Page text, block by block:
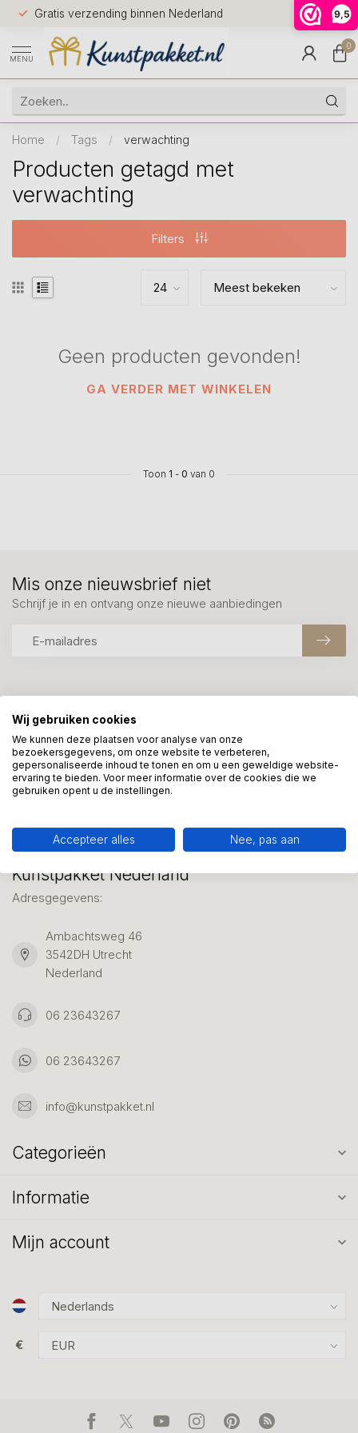
9,5
Gratis verzending binnen Nederland
Voor
huis
9.5
MENU
0
Home / Tags / verwachting
Producten getagd met
verwachting
Filters
Geen producten gevonden!
GA VERDER MET WINKELEN
Toon 1 - 0 van 0
We helpen graag met uw keuze of geven advies, bel of app
ons 7 dagen per week: 06-23643267
Klantenservice
Mis onze nieuwsbrief niet
Schrijf je in en ontvang onze nieuwe aanbiedingen
Kunstpakket Nederland
Adresgegevens:
Ambachtsweg 46
3542DH Utrecht
Nederland
06 23643267
06 23643267
info@kunstpakket.nl
Categorieën
Informatie
Mijn account
€
Wij gebruiken cookies
We kunnen deze plaatsen voor analyse van onze
bezoekersgegevens, om onze website te verbeteren,
gepersonaliseerde inhoud te tonen en om u een geweldige website-
ervaring te bieden. Voor meer informatie over de cookies die we
gebruiken opent u de instellingen.
Accepteer alles Nee, pas aan